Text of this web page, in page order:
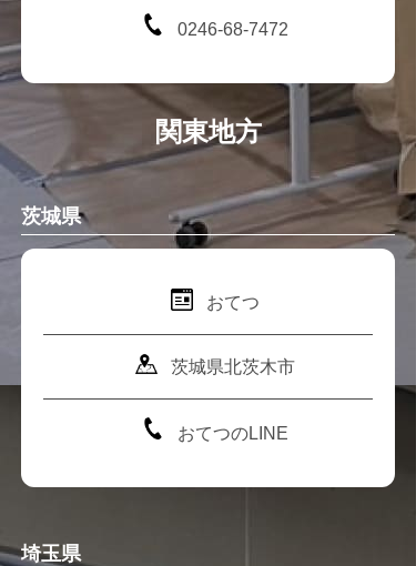
0246-68-7472
関東地方
茨城県
おてつ
茨城県北茨木市
おてつのLINE
埼玉県